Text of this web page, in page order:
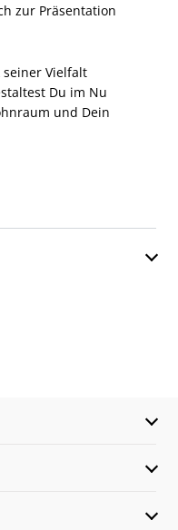
zur Präsentation
seiner Vielfalt
Du im Nu
und Dein